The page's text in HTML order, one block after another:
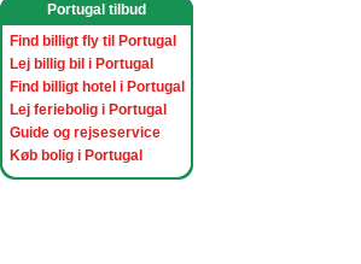
Portugal tilbud
Find billigt fly til Portugal
Lej billig bil i Portugal
Find billigt hotel i Portugal
Lej feriebolig i Portugal
Guide og rejseservice
Køb bolig i Portugal